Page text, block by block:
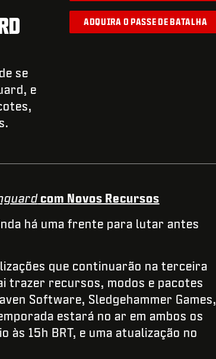
se
e
ADQUIRA O PASSE DE BATALHA
com Novos Recursos
há uma frente para lutar antes
que continuarão na terceira
trazer recursos, modos e pacotes
Software, Sledgehammer Games,
estará no ar em ambos os
às 15h BRT, e uma atualização no